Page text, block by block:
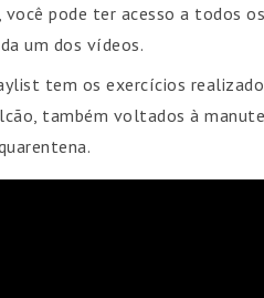
pode ter acesso a todos
um dos vídeos.
tem os exercícios
também voltados à